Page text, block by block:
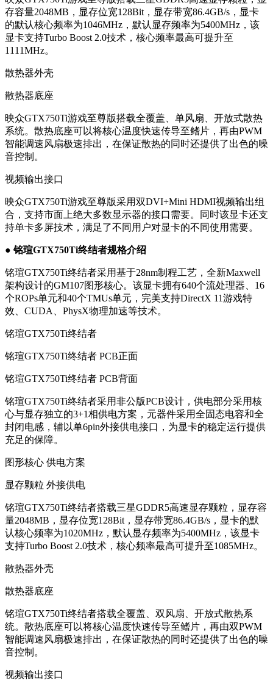
存容量2048MB，显存位宽128Bit，显存带宽86.4GB/s，显卡
的默认核心频率为1046MHz，默认显存频率为5400MHz，该
显卡支持Turbo Boost 2.0技术，核心频率最高可提升至
1111MHz。
散热器外壳
散热器底座
映众GTX750Ti游戏至尊版搭载全覆盖、单风扇、开放式散热
系统。散热底座可以将核心温度快速传导至鳍片，再由PWM
智能调速风扇极速排出，在保证散热的同时还提供了出色的噪
音控制。
视频输出接口
映众GTX750Ti游戏至尊版采用双DVI+Mini HDMI视频输出组
合，支持市面上绝大多数显示器的接口需要。同时该显卡还支
持单卡多屏技术，满足了不同用户对显卡的不同使用需要。
● 铭瑄GTX750Ti终结者规格介绍
铭瑄GTX750Ti终结者采用基于28nm制程工艺，全新Maxwell
架构设计的GM107图形核心。该显卡拥有640个流处理器、16
个ROPs单元和40个TMUs单元，完美支持DirectX 11游戏特
效、CUDA、PhysX物理加速等技术。
铭瑄GTX750Ti终结者
铭瑄GTX750Ti终结者 PCB正面
铭瑄GTX750Ti终结者 PCB背面
铭瑄GTX750Ti终结者采用非公版PCB设计，供电部分采用核
心与显存独立的3+1相供电方案，元器件采用全固态电容和全
封闭电感，辅以单6pin外接供电接口，为显卡的稳定运行提供
充足的保障。
图形核心 供电方案
显存颗粒 外接供电
铭瑄GTX750Ti终结者搭载三星GDDR5高速显存颗粒，显存容
量2048MB，显存位宽128Bit，显存带宽86.4GB/s，显卡的默
认核心频率为1020MHz，默认显存频率为5400MHz，该显卡
支持Turbo Boost 2.0技术，核心频率最高可提升至1085MHz。
散热器外壳
散热器底座
铭瑄GTX750Ti终结者搭载全覆盖、双风扇、开放式散热系
统。散热底座可以将核心温度快速传导至鳍片，再由双PWM
智能调速风扇极速排出，在保证散热的同时还提供了出色的噪
音控制。
视频输出接口